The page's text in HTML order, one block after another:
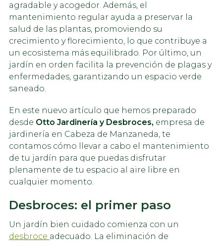
agradable y acogedor. Además, el
mantenimiento regular ayuda a preservar la
salud de las plantas, promoviendo su
crecimiento y florecimiento, lo que contribuye a
un ecosistema más equilibrado. Por último, un
jardín en orden facilita la prevención de plagas y
enfermedades, garantizando un espacio verde
saneado.
En este nuevo artículo que hemos preparado
desde Otto Jardinería y Desbroces, empresa de
jardinería en Cabeza de Manzaneda, te
contamos cómo llevar a cabo el mantenimiento
de tu jardín para que puedas disfrutar
plenamente de tu espacio al aire libre en
cualquier momento.
Desbroces: el primer paso
Un jardín bien cuidado comienza con un
desbroce adecuado. La eliminación de